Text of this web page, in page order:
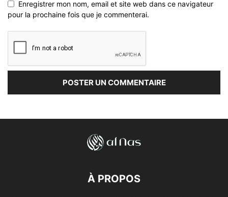
Enregistrer mon nom, email et site web dans ce navigateur
pour la prochaine fois que je commenterai.
À PROPOS